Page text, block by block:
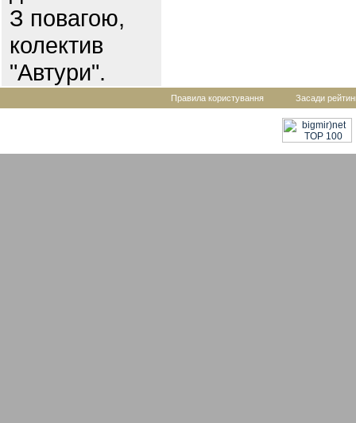
З повагою,
колектив
"Автури".
Правила користування Засади